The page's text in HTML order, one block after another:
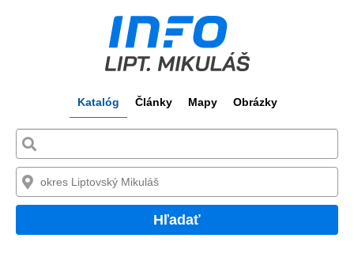
Katalóg Články Mapy Obrázky
Hľadať